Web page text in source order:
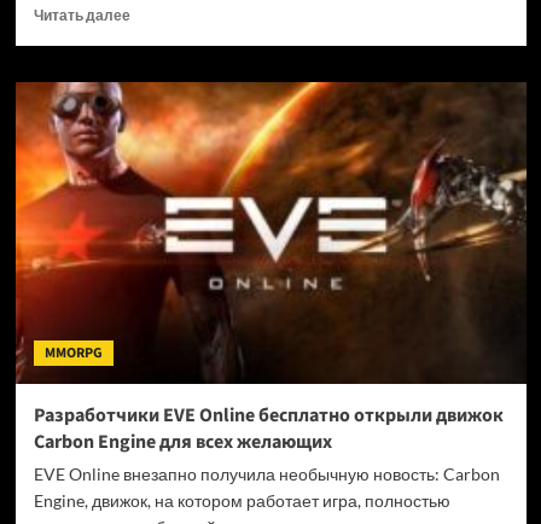
Читать далееПрочитать
Каникулы
Шеогората
и
первый
сезон
TESO
июле
MMORPG
Разработчики EVE Online бесплатно открыли движок
Carbon Engine для всех желающих
EVE Online внезапно получила необычную новость: Carbon
Engine, движок, на котором работает игра, полностью